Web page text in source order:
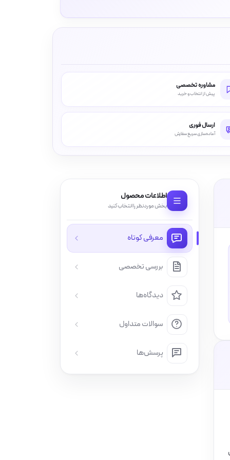
اطلاعات محصول
بخش موردنظر را انتخاب کنید
معرفی کوتاه
بررسی تخصصی
دیدگاه‌ها
سوالات متداول
پرسش‌ها
مشاوره تخصصی
پیش از انتخاب و خرید
ارسال فوری
آماده‌سازی سریع سفارش